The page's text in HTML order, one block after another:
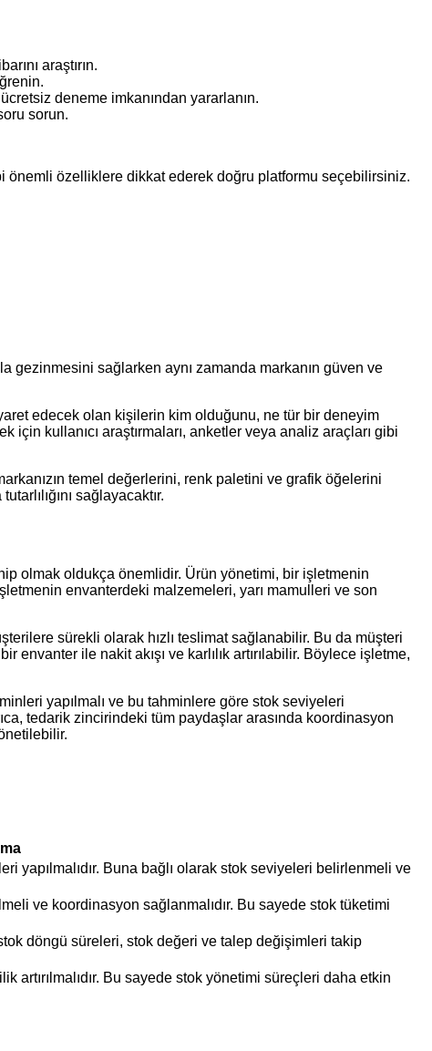
araştırın.
deneme imkanından yararlanın.
sorun.
önemli özelliklere dikkat ederek doğru platformu seçebilirsiniz.
gezinmesini sağlarken aynı zamanda markanın güven ve
edecek olan kişilerin kim olduğunu, ne tür bir deneyim
kullanıcı araştırmaları, anketler veya analiz araçları gibi
temel değerlerini, renk paletini ve grafik öğelerini
sağlayacaktır.
olmak oldukça önemlidir. Ürün yönetimi, bir işletmenin
envanterdeki malzemeleri, yarı mamulleri ve son
sürekli olarak hızlı teslimat sağlanabilir. Bu da müşteri
ile nakit akışı ve karlılık artırılabilir. Böylece işletme,
yapılmalı ve bu tahminlere göre stok seviyeleri
tedarik zincirindeki tüm paydaşlar arasında koordinasyon
yapılmalıdır. Buna bağlı olarak stok seviyeleri belirlenmeli ve
ve koordinasyon sağlanmalıdır. Bu sayede stok tüketimi
döngü süreleri, stok değeri ve talep değişimleri takip
artırılmalıdır. Bu sayede stok yönetimi süreçleri daha etkin